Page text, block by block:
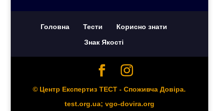
Головна Тести
Корисно знати
Знак Якості
© Центр Експертиз ТЕСТ - Споживча Довіра.
test.org.ua; vgo-dovira.org